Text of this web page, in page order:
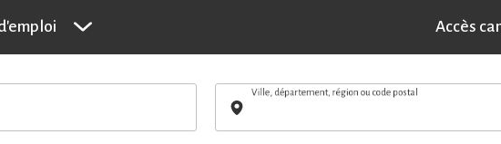
Accès
Ville, département, région ou code postal